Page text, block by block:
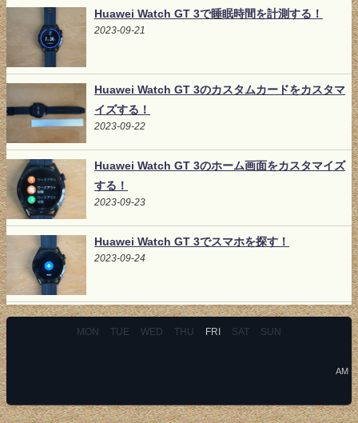
Huawei Watch GT 3で睡眠時間を計測する！
2023-09-21
Huawei Watch GT 3のカスタムカードをカスタマ
イズする！
2023-09-22
Huawei Watch GT 3のホーム画面をカスタマイズ
する！
2023-09-23
Huawei Watch GT 3でスマホを探す！
2023-09-24
MON TUE WED THU FRI SAT SUN
AM